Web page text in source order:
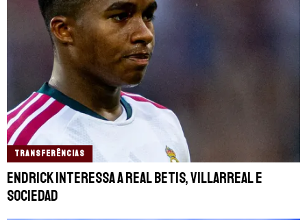
TRANSFERÊNCIAS
Endrick interessa a Real Betis, Villarreal e
Sociedad